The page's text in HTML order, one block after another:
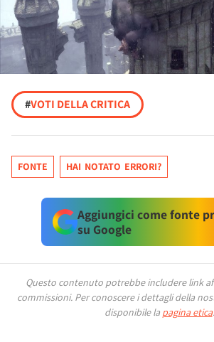
#VOTI DELLA CRITICA
FONTE HAI NOTATO ERRORI?
Aggiungici come fonte
su Google
Questo contenuto potrebbe includere link
commissioni. Per conoscere i dettagli della
disponibile la pagina etica.